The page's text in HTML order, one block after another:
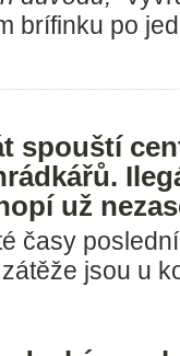
brífinku po
spouští
už
časy
jsou u